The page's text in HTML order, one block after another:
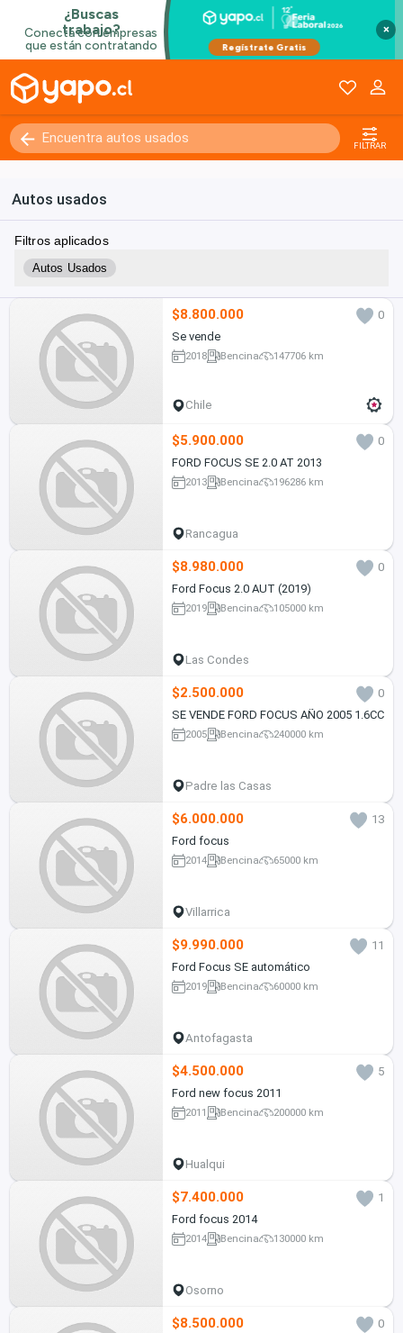
×
FILTRAR
Autos usados
Filtros aplicados
Autos Usados
$8.800.000
0
Se vende
2018 Bencina 147706 km
Chile
$5.900.000
0
FORD FOCUS SE 2.0 AT 2013
2013 Bencina 196286 km
Rancagua
$8.980.000
0
Ford Focus 2.0 AUT (2019)
2019 Bencina 105000 km
Las Condes
$2.500.000
0
SE VENDE FORD FOCUS AÑO 2005 1.6CC
2005 Bencina 240000 km
Padre las Casas
$6.000.000
13
Ford focus
2014 Bencina 65000 km
Villarrica
$9.990.000
11
Ford Focus SE automático
2019 Bencina 60000 km
Antofagasta
$4.500.000
5
Ford new focus 2011
2011 Bencina 200000 km
Hualqui
$7.400.000
1
Ford focus 2014
2014 Bencina 130000 km
Osorno
$8.500.000
0